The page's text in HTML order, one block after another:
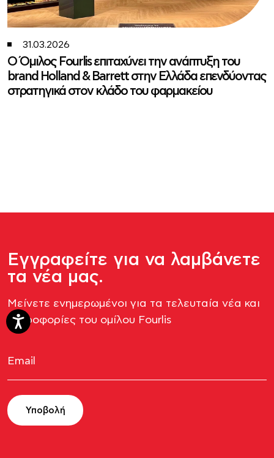
31.03.2026
Ο Όμιλος Fourlis επιταχύνει την ανάπτυξη του
brand Holland & Barrett στην Ελλάδα επενδύοντας
στρατηγικά στον κλάδο του φαρμακείου
Εγγραφείτε για να λαμβάνετε
τα νέα μας.
Μείνετε ενημερωμένοι για τα τελευταία νέα και
πληροφορίες του ομίλου Fourlis​
Υποβολή